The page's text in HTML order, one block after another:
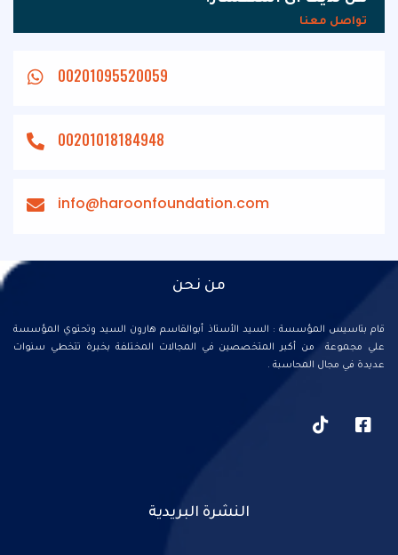
تواصل معنا
00201095520059
00201018184948
info@haroonfoundation.com
من نحن
قام بتاسيس المؤسسة : السيد الأستاذ أبوالقاسم هارون السيد وتحتوي المؤسسة
علي مجموعة من أكبر المتخصصين في المجالات المختلفة بخبرة تتخطي سنوات
عديدة في مجال المحاسبة .
النشرة البريدية